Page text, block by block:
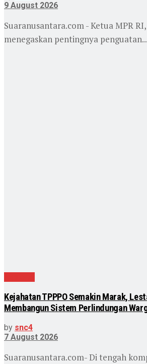
9 August 2026
Suaranusantara.com - Ketua MPR
menegaskan pentingnya penguatan...
Kejahatan TPPPO Semakin Marak,
Membangun Sistem Perlindungan
by snc4
7 August 2026
Suaranusantara.com- Di tengah